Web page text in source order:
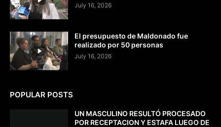
July 16, 2026
El presupuesto de Maldonado fue
realizado por 50 personas
July 16, 2026
POPULAR POSTS
UN MASCULINO RESULTÓ PROCESADO
POR RECEPTACION Y ESTAFA LUEGO DE